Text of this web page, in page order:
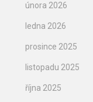
února 2026
ledna 2026
prosince 2025
listopadu 2025
října 2025